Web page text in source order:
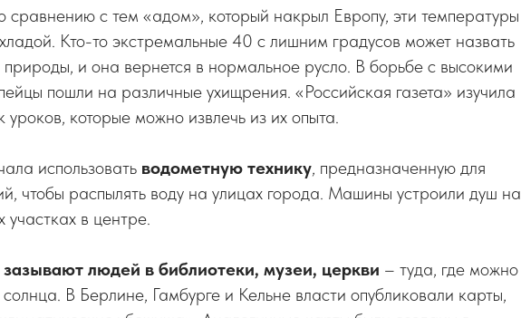
сравнению с тем «адом», который накрыл Европу, эти температуры
Кто-то экстремальные 40 с лишним градусов может назвать
и она вернется в нормальное русло. В борьбе с высокими
пошли на различные ухищрения. «Российская газета» изучила
уроков, которые можно извлечь из их опыта.
использовать водометную технику, предназначенную для
чтобы распылять воду на улицах города. Машины устроили душ на
в центре.
зазывают людей в библиотеки, музеи, церкви – туда, где можно
В Берлине, Гамбурге и Кельне власти опубликовали карты,